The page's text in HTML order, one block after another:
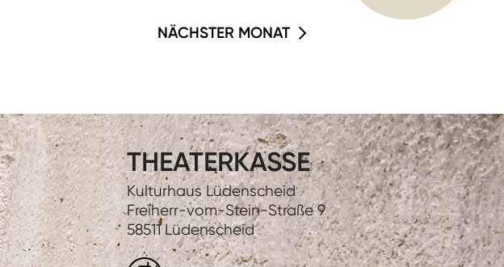
NÄCHSTER MONAT
THEATERKASSE
Kulturhaus Lüdenscheid
Freiherr-vom-Stein-Straße 9
58511 Lüdenscheid